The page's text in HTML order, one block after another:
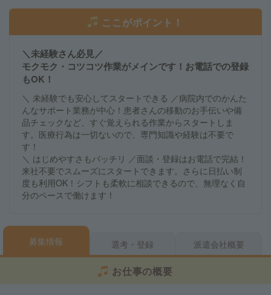
ここがポイント！
＼未経験さん必見／
モクモク・コツコツ作業がメインです！お電話での登録
もOK！
＼ 未経験でも安心してスタートできる ／病院内でのかんた
んなサポート業務が中心！患者さんの移動のお手伝いや備
品チェックなど、すぐ覚えられる作業からスタートしま
す。医療行為は一切ないので、専門知識や経験は不要で
す！
＼ はじめやすさもバッチリ ／面談・登録はお電話で完結！
来社不要でスムーズにスタートできます。さらに日払い制
度も利用OK！シフトも柔軟に相談できるので、無理なく自
分のペースで働けます！
募集情報 選考・登録 派遣会社概要
お仕事の概要